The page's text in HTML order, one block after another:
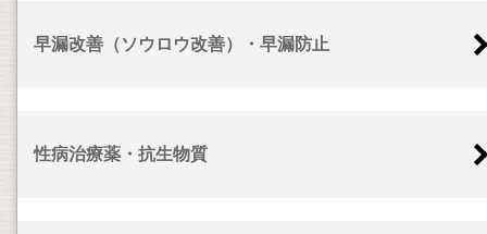
早漏改善（ソウロウ改善）・早漏防止
性病治療薬・抗生物質